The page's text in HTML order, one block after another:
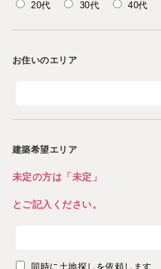
20代 30代 40代
お住いのエリア
建築希望エリア
未定の方は「未定」
とご記入ください。
同時に土地探しを依頼します